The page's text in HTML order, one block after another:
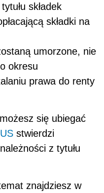
składek
składki na
umorzone, nie
okresu
prawa do renty
się ubiegać
stwierdzi
z tytułu
znajdziesz w